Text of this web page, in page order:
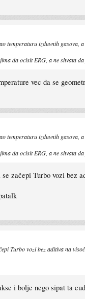
temperaturu izduvnih gasova,
da ocisit ERG, a ne shvata
vec da se
temperaturu izduvnih gasova,
da ocisit ERG, a ne shvata
začepi Turbo vozi bez
Turbo vozi bez aditiva na
i bolje nego sipat ta